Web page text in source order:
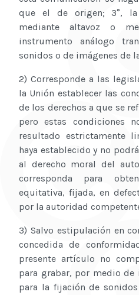
que el de origen; 3°, la
mediante altavoz o
instrumento análogo
sonidos o de imágenes de
2) Corresponde a las
la Unión establecer las
de los derechos a que se
pero estas condiciones
resultado estrictamente
haya establecido y no
al derecho moral del
corresponda para
equitativa, fijada, en
por la autoridad
3) Salvo estipulación en
concedida de
presente artículo no
para grabar, por medio
para la fijación de